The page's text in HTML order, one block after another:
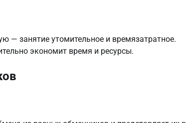
— занятие утомительное и времязатратное.
экономит время и ресурсы.